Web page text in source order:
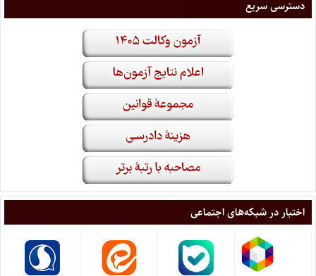
دسترسی سریع
اختبار در شبکه‌های اجتماعی